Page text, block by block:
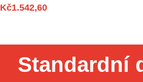
Kč1.542,60
Standardní